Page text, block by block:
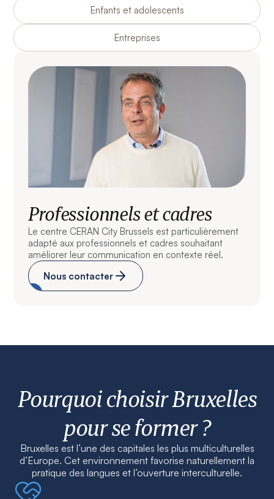
Enfants et adolescents
Entreprises
Professionnels et cadres
Le centre CERAN City Brussels est particulièrement
adapté aux professionnels et cadres souhaitant
améliorer leur communication en contexte réel.
Nous contacter
Pourquoi choisir Bruxelles
pour se former ?
Bruxelles est l’une des capitales les plus multiculturelles
d’Europe. Cet environnement favorise naturellement la
pratique des langues et l’ouverture interculturelle.